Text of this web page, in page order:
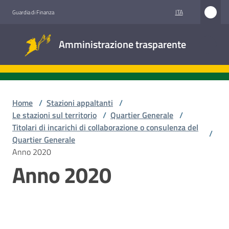
Guardia di Finanza ITA
Amministrazione trasparente
trasparente
Accesso
civico
Stazioni
Home / Stazioni appaltanti /
Le stazioni sul territorio / Quartier Generale /
Titolari di incarichi di collaborazione o consulenza del
Quartier Generale
/
Anno 2020
Anno 2020